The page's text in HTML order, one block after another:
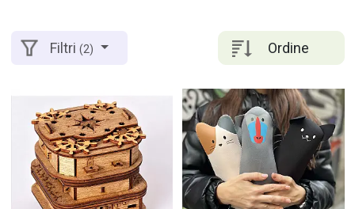
Ordine
Filtri(2)